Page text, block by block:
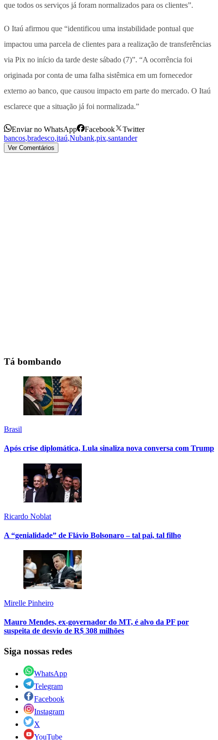
que todos os serviços já foram normalizados para os clientes”.
O Itaú afirmou que “identificou uma instabilidade pontual que
impactou uma parcela de clientes para a realização de transferências
via Pix no início da tarde deste sábado (7)”. “A ocorrência foi
originada por conta de uma falha sistêmica em um fornecedor
externo ao banco, que causou impacto em parte do mercado. O Itaú
esclarece que a situação já foi normalizada.”
Enviar no WhatsApp Facebook
Twitter
bancos,bradesco,itaú,Nubank,pix,santander
Ver Comentários
Tá bombando
Brasil
Após crise diplomática, Lula sinaliza nova conversa com Trump
Ricardo Noblat
A “genialidade” de Flávio Bolsonaro – tal pai, tal filho
Mirelle Pinheiro
Mauro Mendes, ex-governador do MT, é alvo da PF por
suspeita de desvio de R$ 308 milhões
Siga nossas redes
WhatsApp
Telegram
Facebook
Instagram
X
YouTube